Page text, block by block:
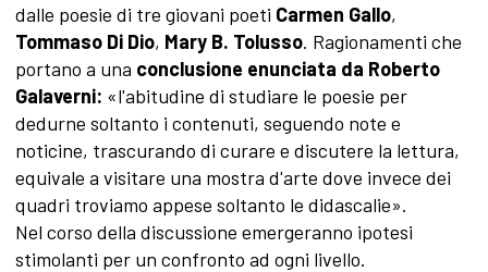
dalle poesie di tre giovani poeti Carmen Gallo,
Tommaso Di Dio, Mary B. Tolusso. Ragionamenti che
portano a una conclusione enunciata da Roberto
Galaverni: «l'abitudine di studiare le poesie per
dedurne soltanto i contenuti, seguendo note e
noticine, trascurando di curare e discutere la lettura,
equivale a visitare una mostra d'arte dove invece dei
quadri troviamo appese soltanto le didascalie».
Nel corso della discussione emergeranno ipotesi
stimolanti per un confronto ad ogni livello.